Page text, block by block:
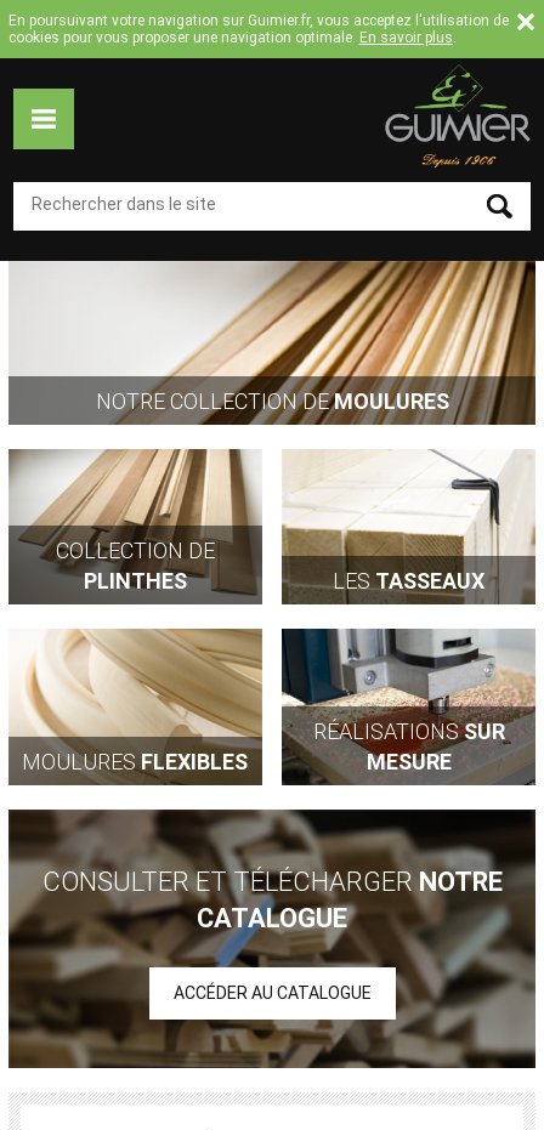
Jump to navigation
CATALOGUE
PROPOS
En poursuivant votre navigation sur Guimier.fr, vous acceptez l'utilisation de
cookies pour vous proposer une navigation optimale. En savoir plus.
NOTRE COLLECTION DEMOULURES
COLLECTION DE
PLINTHES
LESTASSEAUX
MOULURESFLEXIBLES
RÉALISATIONSSUR
MESURE
CONSULTER ET TÉLÉCHARGER NOTRE
CATALOGUE
ACCÉDER AU CATALOGUE